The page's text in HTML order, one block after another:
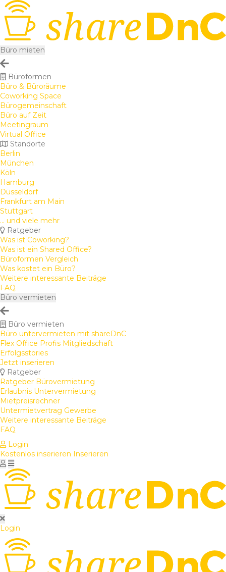
Büro mieten
Büroformen
Büro & Büroräume
Coworking Space
Bürogemeinschaft
Büro auf Zeit
Meetingraum
Virtual Office
Standorte
Berlin
München
Köln
Hamburg
Düsseldorf
Frankfurt am Main
Stuttgart
... und viele mehr
Ratgeber
Was ist Coworking?
Was ist ein Shared Office?
Büroformen Vergleich
Was kostet ein Büro?
Weitere interessante Beiträge
FAQ
Büro vermieten
Büro vermieten
Büro untervermieten mit shareDnC
Flex Office Profis Mitgliedschaft
Erfolgsstories
Jetzt inserieren
Ratgeber
Ratgeber Bürovermietung
Erlaubnis Untervermietung
Mietpreisrechner
Untermietvertrag Gewerbe
Weitere interessante Beiträge
FAQ
Login
Kostenlos inserieren Inserieren
Login